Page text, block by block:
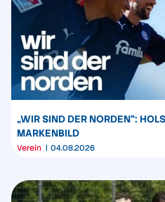
„WIR SIND DER NORDEN“:
MARKENBILD
Verein 04.08.2026